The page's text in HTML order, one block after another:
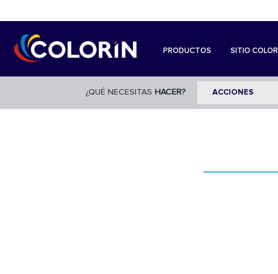
PRODUCTOS SITIO COLOR
¿QUÉ NECESITAS HACER?